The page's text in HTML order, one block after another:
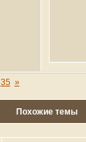
35 »
Похожие темы